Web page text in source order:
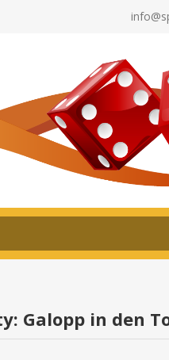
Galopp in den